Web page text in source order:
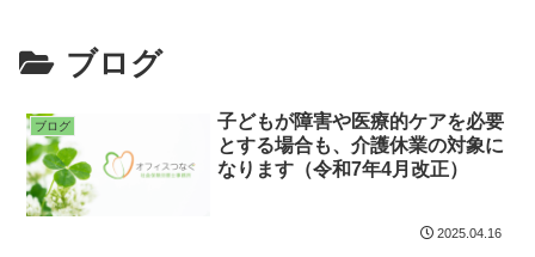
ブログ
ブログ
子どもが障害や医療的ケアを必要
とする場合も、介護休業の対象に
なります（令和7年4月改正）
2025.04.16